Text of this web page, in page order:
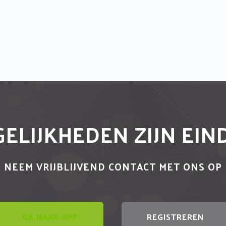
ZIJN
NEEM VRIJBLIJVEND CONTACT MET ONS OP
GA NAAR APP REGISTREREN